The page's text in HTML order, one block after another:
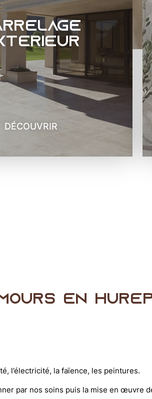
DÉCOUVRIR
en
l’électricité, la faïence, les peintures.
par nos soins puis la mise en œuvre